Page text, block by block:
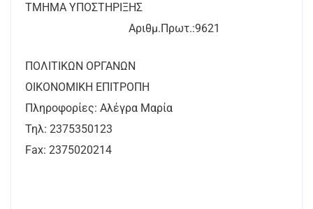
ΤΜΗΜΑ ΥΠΟΣΤΗΡΙΞΗΣ
Αριθμ.Πρωτ.:9621
ΠΟΛΙΤΙΚΩΝ ΟΡΓΑΝΩΝ
ΟΙΚΟΝΟΜΙΚΗ ΕΠΙΤΡΟΠΗ
Πληροφορίες: Αλέγρα Μαρία
Τηλ: 2375350123
Fax: 2375020214